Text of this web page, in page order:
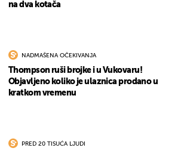
na dva kotača
NADMAŠENA OČEKIVANJA
Thompson ruši brojke i u Vukovaru!
Objavljeno koliko je ulaznica prodano u
kratkom vremenu
PRED 20 TISUĆA LJUDI